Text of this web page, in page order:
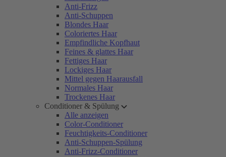
Anti-Frizz
Anti-Schuppen
Blondes Haar
Coloriertes Haar
Empfindliche Kopfhaut
Feines & glattes Haar
Fettiges Haar
Lockiges Haar
Mittel gegen Haarausfall
Normales Haar
Trockenes Haar
Conditioner & Spülung
Alle anzeigen
Color-Conditioner
Feuchtigkeits-Conditioner
Anti-Schuppen-Spülung
Anti-Frizz-Conditioner